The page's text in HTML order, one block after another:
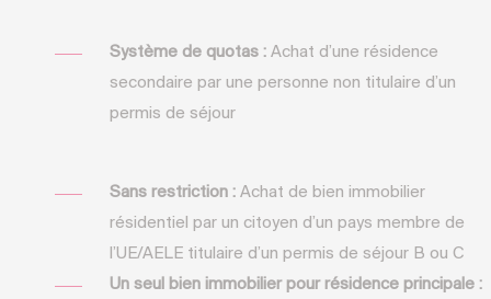
Système de quotas : Achat d’une résidence
secondaire par une personne non titulaire d’un
permis de séjour
Sans restriction : Achat de bien immobilier
résidentiel par un citoyen d’un pays membre de
l’UE/AELE titulaire d’un permis de séjour B ou C
Un seul bien immobilier pour résidence principale :